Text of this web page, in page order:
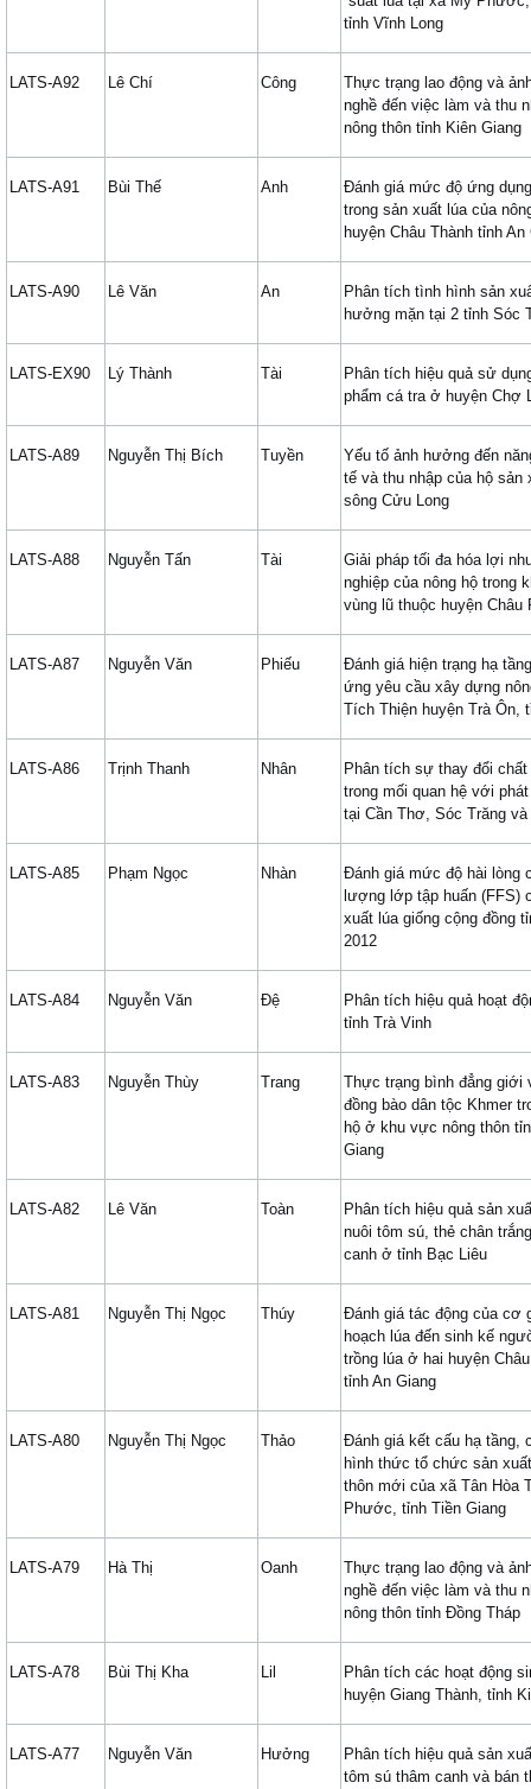
tỉnh Vĩnh Long
LATS-A92 Lê Chí Công
Thực trạng lao động và
nghề đến việc làm và thu
nông thôn tỉnh Kiên Giang
LATS-A91 Bùi Thế Anh
Đánh giá mức độ ứng
trong sản xuất lúa của
huyện Châu Thành tỉnh An
LATS-A90 Lê Văn An
Phân tích tình hình sản
hưởng mặn tại 2 tỉnh Sóc
LATS-EX90 Lý Thành Tài
Phân tích hiệu quả sử
phẩm cá tra ở huyện Chợ
LATS-A89 Nguyễn Thị Bích Tuyền
Yếu tố ảnh hưởng đến
tế và thu nhập của hộ sản
sông Cửu Long
LATS-A88 Nguyễn Tấn Tài
Giải pháp tối đa hóa lợi
nghiệp của nông hộ trong
vùng lũ thuộc huyện Châu
LATS-A87 Nguyễn Văn Phiếu
Đánh giá hiện trạng hạ
ứng yêu cầu xây dựng
Tích Thiện huyện Trà Ôn,
LATS-A86 Trịnh Thanh Nhân
Phân tích sự thay đổi
trong mối quan hệ với
tại Cần Thơ, Sóc Trăng và
LATS-A85 Phạm Ngọc Nhàn
Đánh giá mức độ hài lòng
lượng lớp tập huấn (FFS)
xuất lúa giống cộng đồng
2012
LATS-A84 Nguyễn Văn Đệ
Phân tích hiệu quả hoạt
tỉnh Trà Vinh
LATS-A83 Nguyễn Thùy Trang
Thực trạng bình đẳng giới
đồng bào dân tộc Khmer
hộ ở khu vực nông thôn
Giang
LATS-A82 Lê Văn Toàn
Phân tích hiệu quả sản
nuôi tôm sú, thẻ chân
canh ở tỉnh Bạc Liêu
LATS-A81 Nguyễn Thị Ngọc Thúy
Đánh giá tác động của cơ
hoạch lúa đến sinh kế
trồng lúa ở hai huyện
tỉnh An Giang
LATS-A80 Nguyễn Thị Ngọc Thảo
Đánh giá kết cấu hạ tầng,
hình thức tổ chức sản
thôn mới của xã Tân Hòa
Phước, tỉnh Tiền Giang
LATS-A79 Hà Thị Oanh
Thực trạng lao động và
nghề đến việc làm và thu
nông thôn tỉnh Đồng Tháp
LATS-A78 Bùi Thị Kha Lil
Phân tích các hoạt động
huyện Giang Thành, tỉnh
LATS-A77 Nguyễn Văn Hưởng
Phân tích hiệu quả sản
tôm sú thâm canh và bán